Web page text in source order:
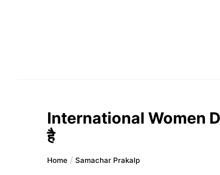
International Women
है
Home Samachar Prakalp